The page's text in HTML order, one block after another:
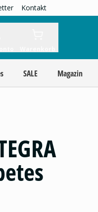
Kontakt
SALE Magazin